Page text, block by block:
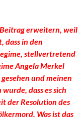
erweitern, weil
dass in den
stellvertretend
Angela Merkel
und meinen
dass es sich
der Resolution des
Was ist das